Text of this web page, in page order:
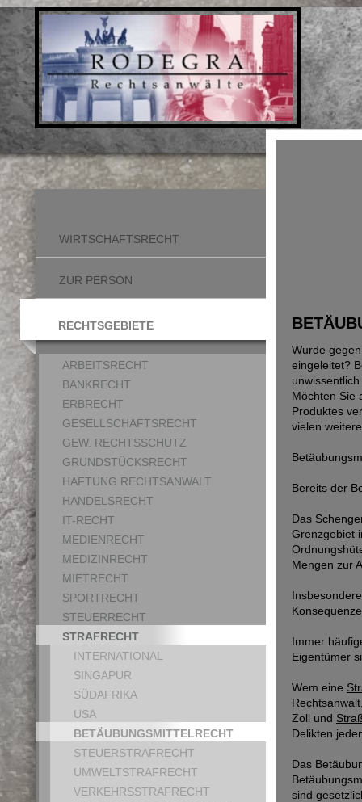
Wurde
eingeleitet?
Möchten Sie
Produktes
vielen
Bereits der
Das
Grenzgebiet
Mengen zur
Immer
Eigentümer
Wem eine
Zoll und
Delikten
Das
sind
WIRTSCHAFTSRECHT
ZUR PERSON
RECHTSGEBIETE
ARBEITSRECHT
BANKRECHT
ERBRECHT
GESELLSCHAFTSRECHT
GEW. RECHTSSCHUTZ
GRUNDSTÜCKSRECHT
HAFTUNG RECHTSANWALT
HANDELSRECHT
IT-RECHT
MEDIENRECHT
MEDIZINRECHT
MIETRECHT
SPORTRECHT
STEUERRECHT
STRAFRECHT
INTERNATIONAL
SINGAPUR
SÜDAFRIKA
USA
BETÄUBUNGSMITTELRECHT
STEUERSTRAFRECHT
UMWELTSTRAFRECHT
VERKEHRSSTRAFRECHT